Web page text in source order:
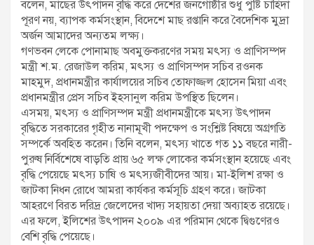
বলেন, মাছের উৎপাদন বৃদ্ধি করে দেশের জনগোষ্ঠীর শুধু পুষ্টি চাহিদা
পূরণ নয়, ব্যাপক কর্মসংস্থান, বিদেশে মাছ রপ্তানি করে বৈদেশিক মুদ্রা
অর্জন আমাদের অন্যতম লক্ষ্য।
গণভবন লেকে পোনামাছ অবমুক্তকরণের সময় মৎস্য ও প্রাণিসম্পদ
মন্ত্রী শ.ম. রেজাউল করিম, মৎস্য ও প্রাণিসম্পদ সচিব রওনক
মাহমুদ, প্রধানমন্ত্রীর কার্যালয়ের সচিব তোফাজ্জল হোসেন মিয়া এবং
প্রধানমন্ত্রীর প্রেস সচিব ইহসানুল করিম উপস্থিত ছিলেন।
এসময়, মৎস্য ও প্রাণিসম্পদ মন্ত্রী প্রধানমন্ত্রীকে মৎস্য উৎপাদন
বৃদ্ধিতে সরকারের গৃহীত নানামূখী পদক্ষেপ ও সংশ্লিষ্ট বিষয়ে অগ্রগতি
সম্পর্কে অবহিত করেন। তিনি বলেন, মৎস্য খাতে গত ১১ বছরে নারী-
পুরুষ নির্বিশেষে বাড়তি প্রায় ৬৫ লক্ষ লোকের কর্মসংস্থান হয়েছে এবং
বৃদ্ধি পেয়েছে মৎস্য চাষি ও মৎস্যজীবীদের আয়। মা-ইলিশ রক্ষা ও
জাটকা নিধন রোধে আমরা কার্যকর কর্মসূচি গ্রহণ করে। জাটকা
আহরণে বিরত দরিদ্র জেলেদের খাদ্য সহায়তা দেয়া অব্যাহত রয়েছে।
এর ফলে, ইলিশের উৎপাদন ২০০৯ এর পরিমান থেকে দ্বিগুণেরও
বেশি বৃদ্ধি পেয়েছে।